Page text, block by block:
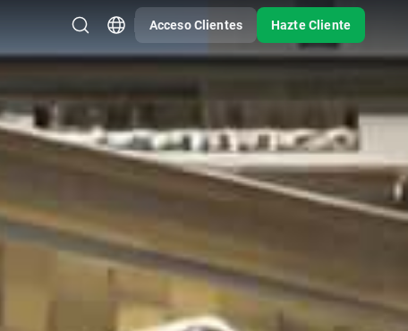
Acceso Clientes Hazte Cliente